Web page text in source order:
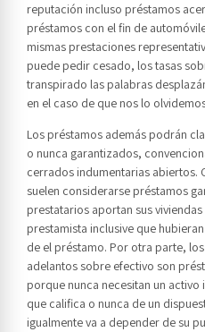
reputación incluso préstamos
préstamos con el fin de
mismas prestaciones
puede pedir cesado, los tasas
transpirado las palabras
en el caso de que nos lo
Los préstamos además podrán
o nunca garantizados,
cerrados indumentarias abiertos.
suelen considerarse préstamos
prestatarios aportan sus
prestamista inclusive que
de el préstamo. Por otra parte,
adelantos sobre efectivo son
porque nunca necesitan un activo
que califica o nunca de un
igualmente va a depender de su